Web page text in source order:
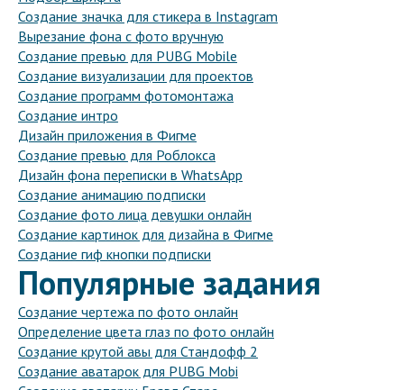
Создание значка для стикера в Instagram
Вырезание фона с фото вручную
Создание превью для PUBG Mobile
Создание визуализации для проектов
Создание программ фотомонтажа
Создание интро
Дизайн приложения в Фигме
Создание превью для Роблокса
Дизайн фона переписки в WhatsApp
Создание анимацию подписки
Создание фото лица девушки онлайн
Создание картинок для дизайна в Фигме
Создание гиф кнопки подписки
Популярные задания
Создание чертежа по фото онлайн
Определение цвета глаз по фото онлайн
Создание крутой авы для Стандофф 2
Создание аватарок для PUBG Mobi